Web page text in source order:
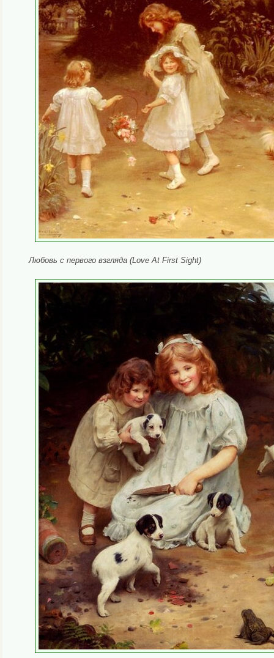
Любовь с первого взгляда (Love At First Sight)